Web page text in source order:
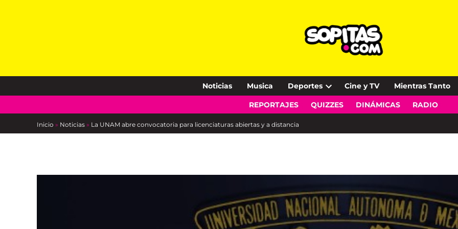
Noticias Musica Deportes
Open
dropdown
Cine y TV Mientras Tanto
REPORTAJES QUIZZES DINÁMICAS RADIO
Inicio » Noticias » La UNAM abre convocatoria para licenciaturas abiertas y a distancia